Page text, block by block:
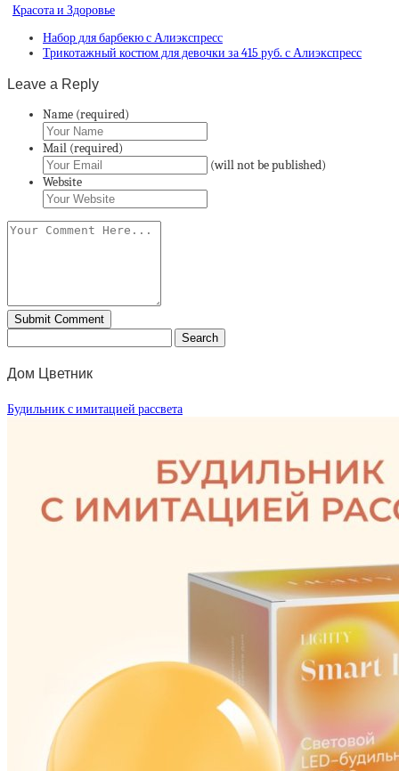
Красота и Здоровье
Набор для барбекю с Алиэкспресс
Трикотажный костюм для девочки за 415 руб. с Алиэкспресс
Leave a Reply
Name (required)
Mail (required)
(will not be published)
Website
Дом Цветник
Будильник с имитацией рассвета